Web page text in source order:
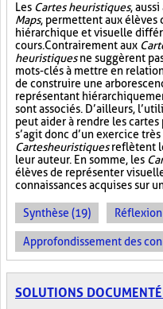
Les Cartes heuristiques,
Maps, permettent aux élèves
hiérarchique et visuelle
cours. Contrairement aux
heuristiquesne suggèrent
mots-clés à mettre en
de construire une
représentant
sont associés. D’ailleurs,
peut aider à rendre les
s’agit donc d’un exercice
Cartes heuristiquesreflètent
leur auteur. En somme, les
élèves de représenter
connaissances acquises sur
Synthèse (19)
Approfondissement des
SOLUTIONS